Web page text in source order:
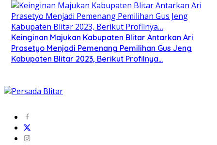
Keinginan Majukan Kabupaten Blitar Antarkan Ari
Prasetyo Menjadi Pemenang Pemilihan Gus Jeng
Kabupaten Blitar 2023, Berikut Profilnya…